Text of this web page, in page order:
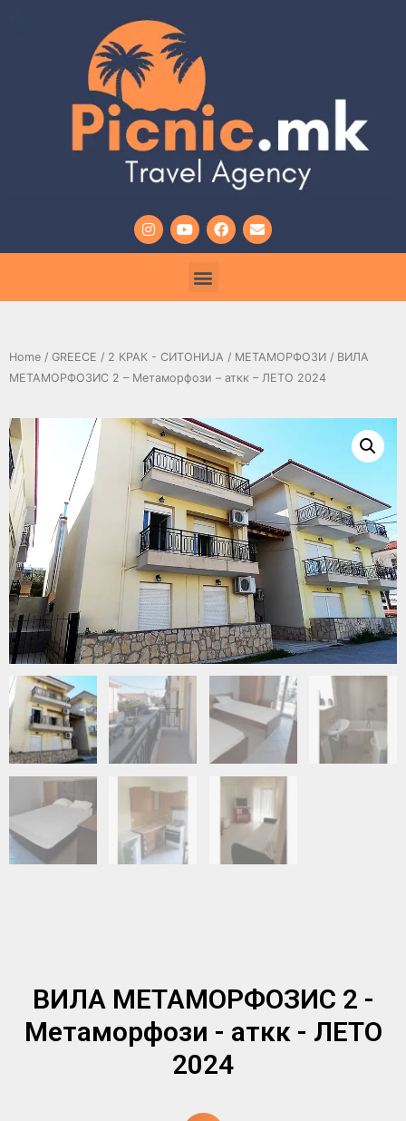
Home / GREECE / 2 КРАК - СИТОНИЈА / МЕТАМОРФОЗИ / ВИЛА
МЕТАМОРФОЗИС 2 – Метаморфози – аткк – ЛЕТО 2024
ВИЛА МЕТАМОРФОЗИС 2 -
Метаморфози - аткк - ЛЕТО
2024